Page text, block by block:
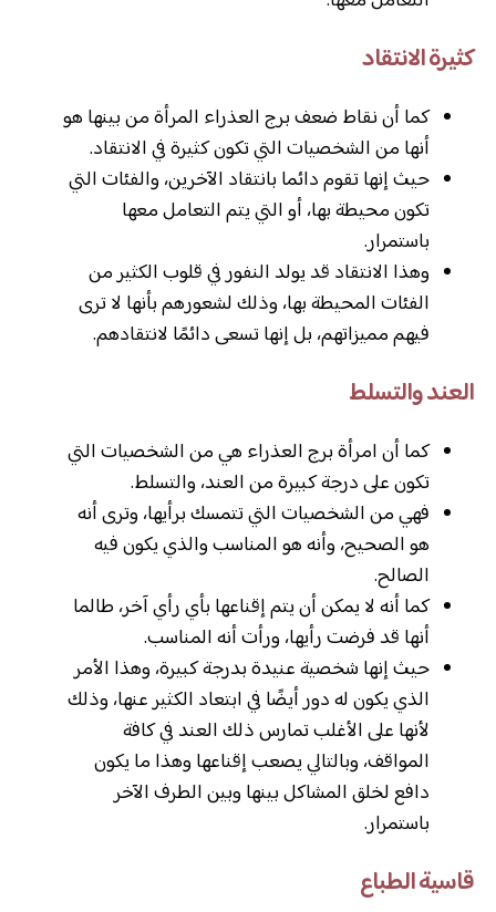
كثيرة الانتقاد
كما أن نقاط ضعف برج العذراء المرأة من بينها هو
أنها من الشخصيات التي تكون كثيرة في الانتقاد.
حيث إنها تقوم دائما بانتقاد الآخرين، والفئات التي
تكون محيطة بها، أو التي يتم التعامل معها
باستمرار.
وهذا الانتقاد قد يولد النفور في قلوب الكثير من
الفئات المحيطة بها، وذلك لشعورهم بأنها لا ترى
فيهم مميزاتهم، بل إنها تسعى دائمًا لانتقادهم.
العند والتسلط
كما أن امرأة برج العذراء هي من الشخصيات التي
تكون على درجة كبيرة من العند، والتسلط.
فهي من الشخصيات التي تتمسك برأيها، وترى أنه
هو الصحيح، وأنه هو المناسب والذي يكون فيه
الصالح.
كما أنه لا يمكن أن يتم إقناعها بأي رأي آخر، طالما
أنها قد فرضت رأيها، ورأت أنه المناسب.
حيث إنها شخصية عنيدة بدرجة كبيرة، وهذا الأمر
الذي يكون له دور أيضًا في ابتعاد الكثير عنها، وذلك
لأنها على الأغلب تمارس ذلك العند في كافة
المواقف، وبالتالي يصعب إقناعها وهذا ما يكون
دافع لخلق المشاكل بينها وبين الطرف الآخر
باستمرار.
قاسية الطباع